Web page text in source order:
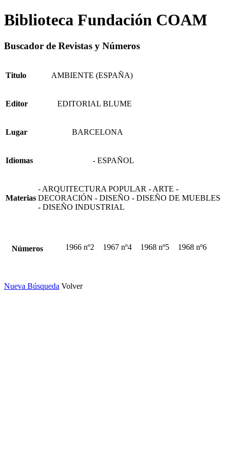
Biblioteca Fundación COAM
Buscador de Revistas y Números
Titulo AMBIENTE (ESPAÑA)
Editor EDITORIAL BLUME
Lugar BARCELONA
Idiomas - ESPAÑOL
Materias
- ARQUITECTURA POPULAR - ARTE -
DECORACIÓN - DISEÑO - DISEÑO DE MUEBLES
- DISEÑO INDUSTRIAL
Números 1966 nº2 1967 nº4 1968 nº5 1968 nº6
Nueva Búsqueda Volver